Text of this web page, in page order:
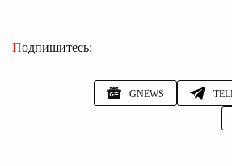
Подпишитесь:
GNEWS